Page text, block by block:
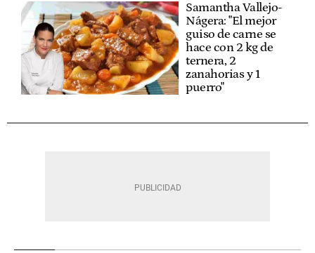
Samantha Vallejo-
Nágera: "El mejor
guiso de carne se
hace con 2 kg de
ternera, 2
zanahorias y 1
puerro"